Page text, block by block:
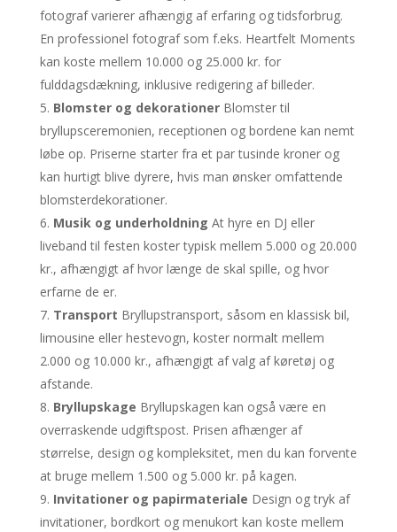
fotograf varierer afhængig af erfaring og tidsforbrug.
En professionel fotograf som f.eks. Heartfelt Moments
kan koste mellem 10.000 og 25.000 kr. for
fulddagsdækning, inklusive redigering af billeder.
Blomster og dekorationerBlomster til
bryllupsceremonien, receptionen og bordene kan nemt
løbe op. Priserne starter fra et par tusinde kroner og
kan hurtigt blive dyrere, hvis man ønsker omfattende
blomsterdekorationer.
Musik og underholdning At hyre en DJ eller
liveband til festen koster typisk mellem 5.000 og 20.000
kr., afhængigt af hvor længe de skal spille, og hvor
erfarne de er.
Transport Bryllupstransport, såsom en klassisk bil,
limousine eller hestevogn, koster normalt mellem
2.000 og 10.000 kr., afhængigt af valg af køretøj og
afstande.
Bryllupskage Bryllupskagen kan også være en
overraskende udgiftspost. Prisen afhænger af
størrelse, design og kompleksitet, men du kan forvente
at bruge mellem 1.500 og 5.000 kr. på kagen.
Invitationer og papirmateriale Design og tryk af
invitationer, bordkort og menukort kan koste mellem